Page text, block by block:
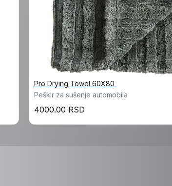
Pro Drying Towel 60X80
Peškir za sušenje automobila
4000.00 RSD